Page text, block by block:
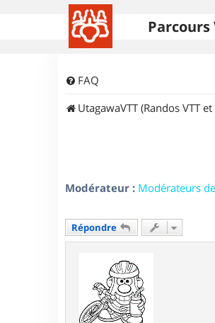
Parcours
FAQ
UtagawaVTT (Randos VTT
Modérateur : Modérateurs
Répondre